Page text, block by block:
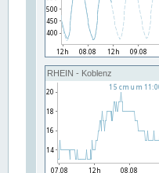
RHEIN - Koblenz